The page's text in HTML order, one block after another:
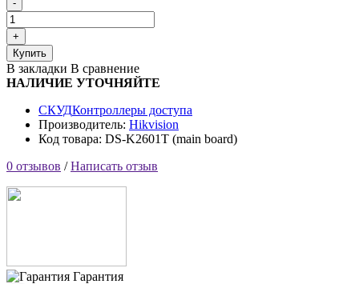
Купить
В закладки В сравнение
НАЛИЧИЕ УТОЧНЯЙТЕ
СКУДКонтроллеры доступа
Производитель: Hikvision
Код товара: DS-K2601T (main board)
0 отзывов /Написать отзыв
Гарантия